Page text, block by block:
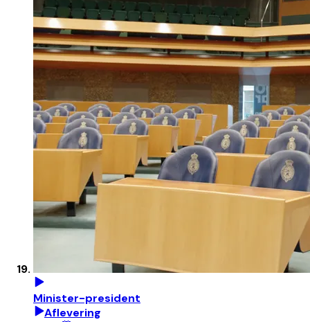
Minister-president
Aflevering